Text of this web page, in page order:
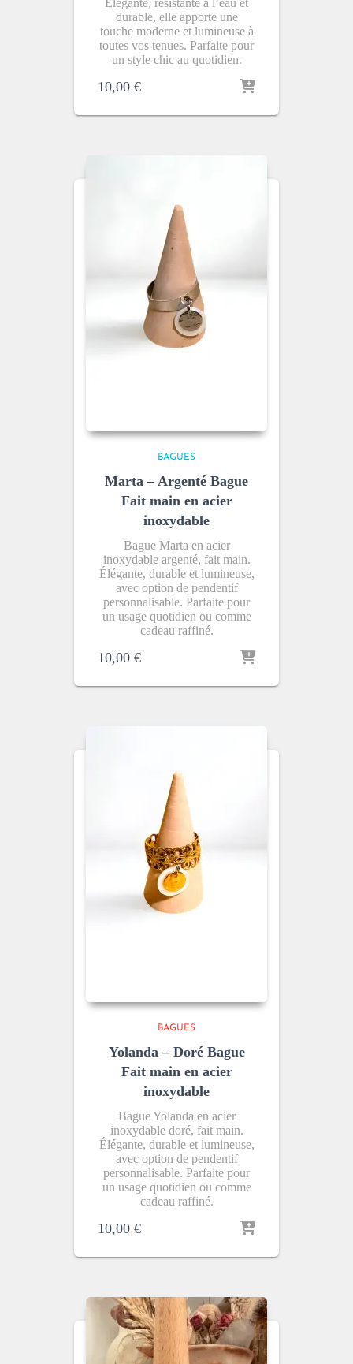
Élégante, résistante à l’eau et
durable, elle apporte une
touche moderne et lumineuse à
toutes vos tenues. Parfaite pour
un style chic au quotidien.
10,00 €
BAGUES
Marta – Argenté Bague
Fait main en acier
inoxydable
Bague Marta en acier
inoxydable argenté, fait main.
Élégante, durable et lumineuse,
avec option de pendentif
personnalisable. Parfaite pour
un usage quotidien ou comme
cadeau raffiné.
10,00 €
BAGUES
Yolanda – Doré Bague
Fait main en acier
inoxydable
Bague Yolanda en acier
inoxydable doré, fait main.
Élégante, durable et lumineuse,
avec option de pendentif
personnalisable. Parfaite pour
un usage quotidien ou comme
cadeau raffiné.
10,00 €